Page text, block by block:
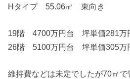
Hタイプ 55.06㎡ 東向き
19階 4700万円台 坪単価281万
26階 5100万円台 坪単価305万
維持費などは未定でしたが70㎡